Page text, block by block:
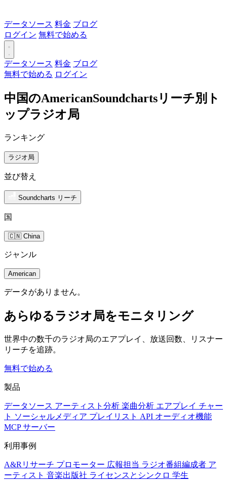
データソース 料金 ブログ
ログイン 無料で始める
データソース 料金 ブログ
無料で始める ログイン
中国のAmericanSoundchartsリーチ別ト
ップラジオ局
ランキング
ラジオ局
並び替え
Soundcharts リーチ
国
🇨🇳 China
ジャンル
American
データがありません。
あらゆるラジオ局をモニタリング
世界中の数千のラジオ局のエアプレイ、放送回数、リスナー
リーチを追跡。
無料で始める
製品
データソース アーティスト分析 楽曲分析 エアプレイ チャー
ト ソーシャルメディア プレイリスト API オーディオ機能
MCP サーバー
利用事例
A&Rリサーチ プロモーター 広報担当 ラジオ番組編成者 ア
ーティスト 音楽出版社 ライセンスとシンクロ 学生